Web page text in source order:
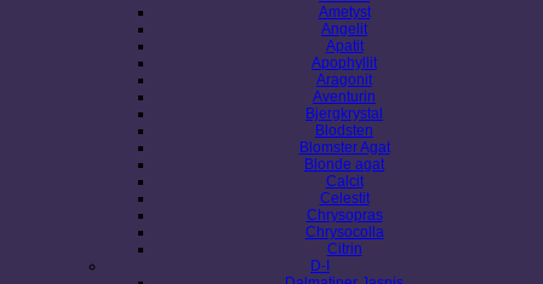
Ametyst
Angelit
Apatit
Apophyllit
Aragonit
Aventurin
Bjergkrystal
Blodsten
Blomster Agat
Blonde agat
Calcit
Celestit
Chrysopras
Chrysocolla
Citrin
D-I